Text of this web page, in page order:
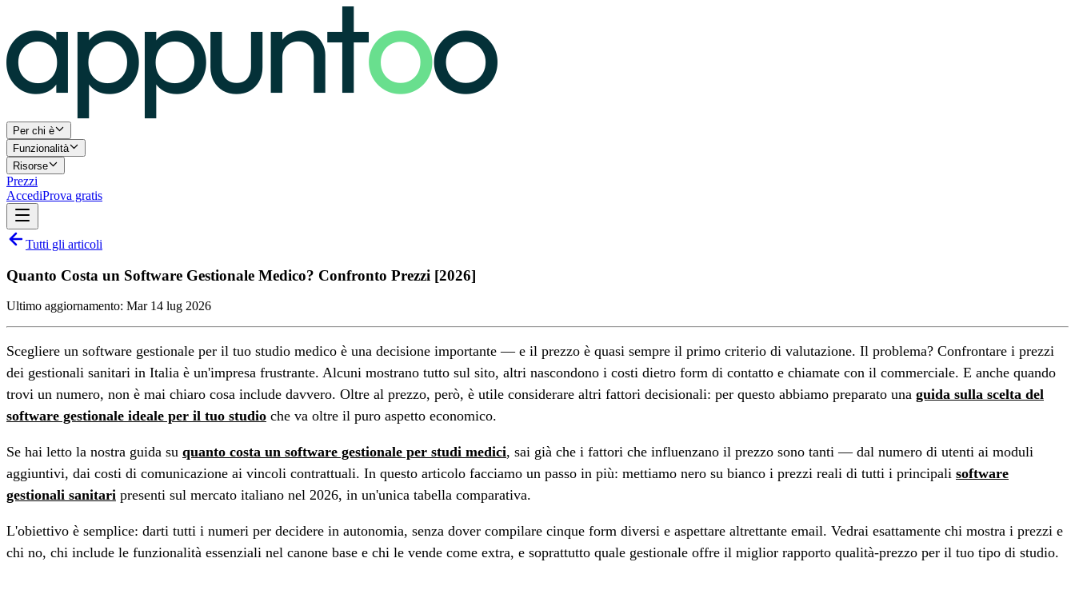
Per chi è
Funzionalità
Risorse
Prezzi
AccediProva gratis
Tutti gli articoli
Quanto Costa un Software Gestionale Medico? Confronto Prezzi [2026]
Ultimo aggiornamento: Mar 14 lug 2026
Scegliere un software gestionale per il tuo studio medico è una decisione importante — e il prezzo è quasi sempre il primo criterio di valutazione. Il problema? Confrontare i prezzi
dei gestionali sanitari in Italia è un'impresa frustrante. Alcuni mostrano tutto sul sito, altri nascondono i costi dietro form di contatto e chiamate con il commerciale. E anche quando
trovi un numero, non è mai chiaro cosa include davvero. Oltre al prezzo, però, è utile considerare altri fattori decisionali: per questo abbiamo preparato una guida sulla scelta del
software gestionale ideale per il tuo studio che va oltre il puro aspetto economico.
Se hai letto la nostra guida su quanto costa un software gestionale per studi medici, sai già che i fattori che influenzano il prezzo sono tanti — dal numero di utenti ai moduli
aggiuntivi, dai costi di comunicazione ai vincoli contrattuali. In questo articolo facciamo un passo in più: mettiamo nero su bianco i prezzi reali di tutti i principali software
gestionali sanitari presenti sul mercato italiano nel 2026, in un'unica tabella comparativa.
L'obiettivo è semplice: darti tutti i numeri per decidere in autonomia, senza dover compilare cinque form diversi e aspettare altrettante email. Vedrai esattamente chi mostra i prezzi e
chi no, chi include le funzionalità essenziali nel canone base e chi le vende come extra, e soprattutto quale gestionale offre il miglior rapporto qualità-prezzo per il tuo tipo di studio.